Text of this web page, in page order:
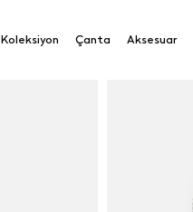
Koleksiyon Çanta Aksesuar